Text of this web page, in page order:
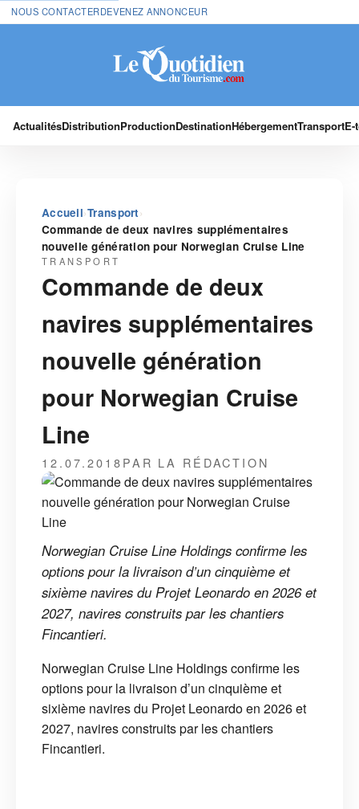
NOUS CONTACTERDEVENEZ ANNONCEUR
ActualitésDistributionProductionDestinationHébergementTransport
Accueil›Transport ›
Commande de deux navires supplémentaires
nouvelle génération pour Norwegian Cruise Line
TRANSPORT
Commande de deux
navires supplémentaires
nouvelle génération
pour Norwegian Cruise
Line
12.07.2018PAR LA RÉDACTION
Norwegian Cruise Line Holdings confirme les
options pour la livraison d’un cinquième et
sixième navires du Projet Leonardo en 2026 et
2027, navires construits par les chantiers
Fincantieri.
Norwegian Cruise Line Holdings confirme les
options pour la livraison d’un cinquième et
sixième navires du Projet Leonardo en 2026 et
2027, navires construits par les chantiers
Fincantieri.